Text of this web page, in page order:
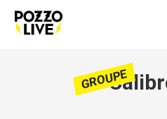
GROUPE